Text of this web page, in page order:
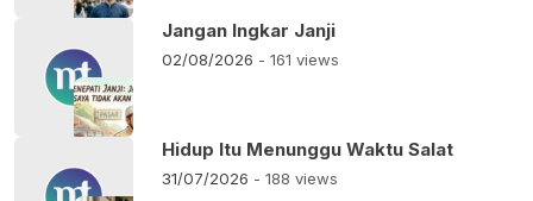
Jangan Ingkar Janji
02/08/2026 - 161 views
Hidup Itu Menunggu Waktu Salat
31/07/2026 - 188 views